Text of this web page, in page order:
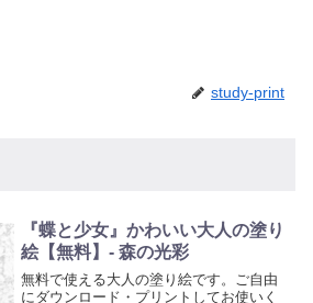
study-print
『蝶と少女』かわいい大人の塗り
絵【無料】- 森の光彩
無料で使える大人の塗り絵です。ご自由
にダウンロード・プリントしてお使いく